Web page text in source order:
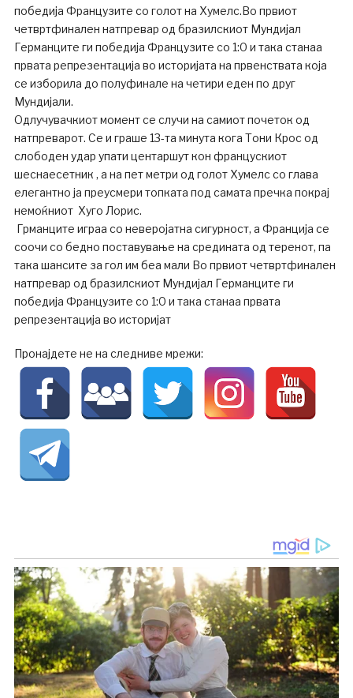
победија Французите со голот на Хумелс.Во првиот
четвртфинален натпревар од бразилскиот Мундијал
Германците ги победија Французите со 1:0 и така станаа
првата репрезентација во историјата на првенствата која
се изборила до полуфинале на четири еден по друг
Мундијали.
Одлучувачкиот момент се случи на самиот почеток од
натпреварот. Се и граше 13-та минута кога Тони Крос од
слободен удар упати центаршут кон францускиот
шеснаесетник , а на пет метри од голот Хумелс со глава
елегантно ја преусмери топката под самата пречка покрај
немоќниот Хуго Лорис.
Грманците играа со неверојатна сигурност, а Франција се
соочи со бедно поставување на средината од теренот, па
така шансите за гол им беа мали Во првиот четвртфинален
натпревар од бразилскиот Мундијал Германците ги
победија Французите со 1:0 и така станаа првата
репрезентација во историјат
Пронајдете не на следниве мрежи: